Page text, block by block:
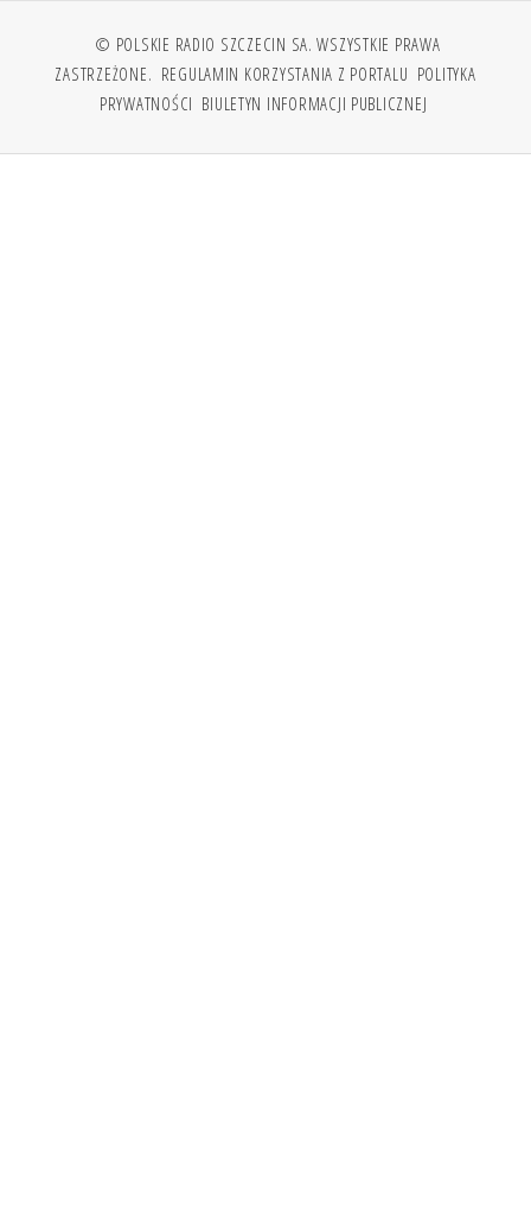
© POLSKIE RADIO SZCZECIN SA. WSZYSTKIE PRAWA
ZASTRZEŻONE. REGULAMIN KORZYSTANIA Z PORTALU POLITYKA
PRYWATNOŚCI BIULETYN INFORMACJI PUBLICZNEJ